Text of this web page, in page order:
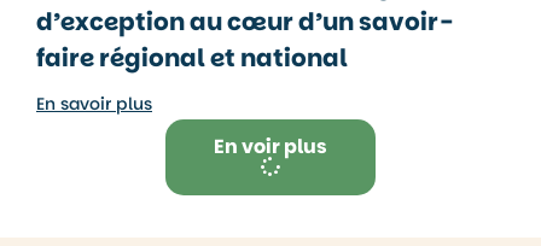
d’exception au cœur d’un savoir-
faire régional et national
En savoir plus
En voir plus